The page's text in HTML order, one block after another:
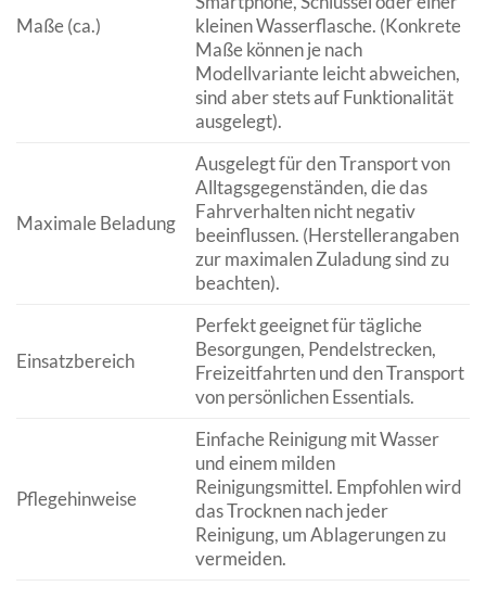
Maße (ca.)
kleinen Wasserflasche. (Konkrete
Maße können je nach
Modellvariante leicht abweichen,
sind aber stets auf Funktionalität
ausgelegt).
Maximale Beladung
Ausgelegt für den Transport von
Alltagsgegenständen, die das
Fahrverhalten nicht negativ
beeinflussen. (Herstellerangaben
zur maximalen Zuladung sind zu
beachten).
Einsatzbereich
Perfekt geeignet für tägliche
Besorgungen, Pendelstrecken,
Freizeitfahrten und den Transport
von persönlichen Essentials.
Pflegehinweise
Einfache Reinigung mit Wasser
und einem milden
Reinigungsmittel. Empfohlen wird
das Trocknen nach jeder
Reinigung, um Ablagerungen zu
vermeiden.